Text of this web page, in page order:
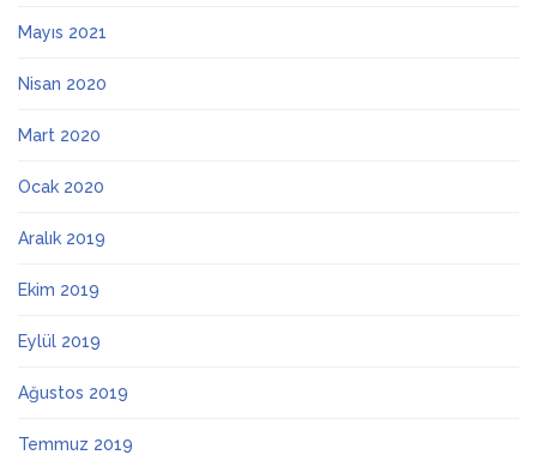
Mayıs 2021
Nisan 2020
Mart 2020
Ocak 2020
Aralık 2019
Ekim 2019
Eylül 2019
Ağustos 2019
Temmuz 2019